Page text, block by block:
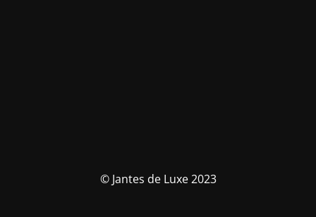
© Jantes de Luxe 2023